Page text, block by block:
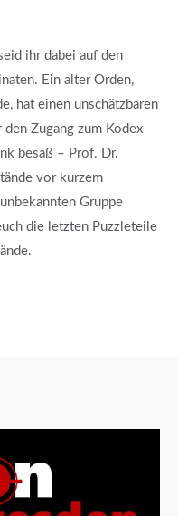
ihr dabei auf den
Ein alter Orden,
hat einen unschätzbaren
Zugang zum Kodex
besaß – Prof. Dr.
vor kurzem
Gruppe
die letzten Puzzleteile